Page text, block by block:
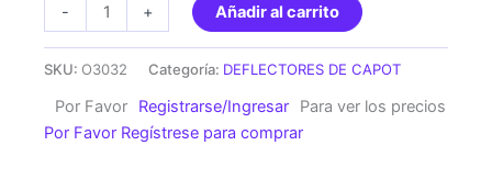
-
UP
cantidad
+ Añadir al carrito
SKU: O3032 Categoría: DEFLECTORES DE CAPOT
Por Favor Registrarse/Ingresar
Para ver los precios
Por Favor Regístrese para comprar